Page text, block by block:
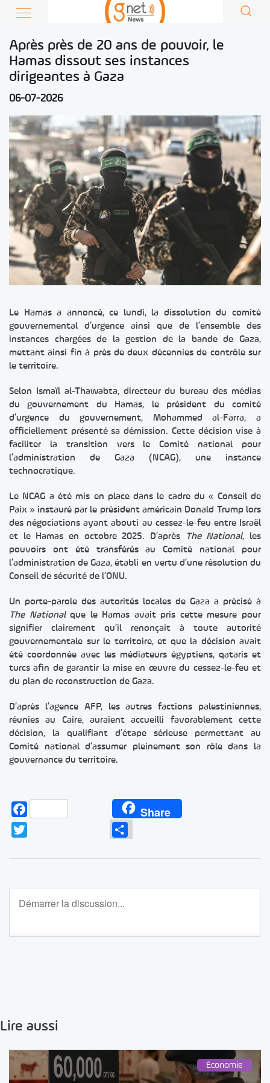
Après près de 20 ans de pouvoir, le
Hamas dissout ses instances
dirigeantes à Gaza
06-07-2026
Le Hamas a annoncé, ce lundi, la dissolution du comité
gouvernemental d’urgence ainsi que de l’ensemble des
instances chargées de la gestion de la bande de Gaza,
mettant ainsi fin à près de deux décennies de contrôle sur
le territoire.
Selon Ismaïl al-Thawabta, directeur du bureau des médias
du gouvernement du Hamas, le président du comité
d’urgence du gouvernement, Mohammed al-Farra, a
officiellement présenté sa démission. Cette décision vise à
faciliter la transition vers le Comité national pour
l’administration de Gaza (NCAG), une instance
technocratique.
Le NCAG a été mis en place dans le cadre du « Conseil de
Paix » instauré par le président américain Donald Trump lors
des négociations ayant abouti au cessez-le-feu entre Israël
et le Hamas en octobre 2025. D’après
The National, les
pouvoirs ont été transférés au Comité national pour
l’administration de Gaza, établi en vertu d’une résolution du
Conseil de sécurité de l’ONU.
Un porte-parole des autorités locales de Gaza a précisé à
The Nationalque le Hamas avait pris cette mesure pour
signifier clairement qu’il renonçait à toute autorité
gouvernementale sur le territoire, et que la décision avait
été coordonnée avec les médiateurs égyptiens, qataris et
turcs afin de garantir la mise en œuvre du cessez-le-feu et
du plan de reconstruction de Gaza.
D’après l’agence AFP, les autres factions palestiniennes,
réunies au Caire, auraient accueilli favorablement cette
décision, la qualifiant d’étape sérieuse permettant au
Comité national d’assumer pleinement son rôle dans la
gouvernance du territoire.
Facebook Share
Partager
Lire aussi
Économie